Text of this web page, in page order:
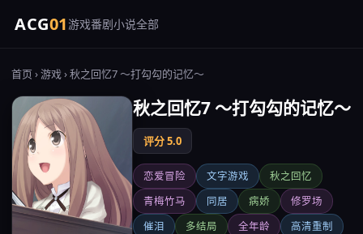
ACG01游戏番剧小说全部
首页 ›游戏› 秋之回忆7 ～打勾勾的记忆～
秋之回忆7 ～打勾勾的记忆～
评分 5.0
恋爱冒险 文字游戏
秋之回忆
青梅竹马
同居 病娇
修罗场
催泪
多结局 全年龄
高清重制